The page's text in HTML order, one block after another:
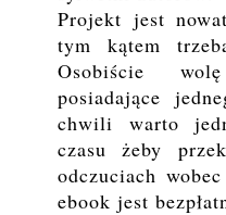
Projekt jest
tym kątem
Osobiście
posiadające
chwili warto
czasu żeby
odczuciach
ebook jest